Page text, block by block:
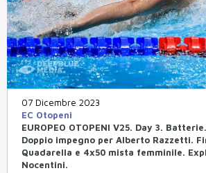
07 Dicembre 2023
EC Otopeni
EUROPEO OTOPENI V25. Day 3.
Doppio impegno per Alberto Razzetti.
Quadarella e 4x50 mista femminile.
Nocentini.